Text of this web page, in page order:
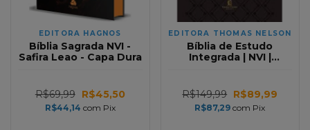
EDITORA HAGNOS
Bíblia Sagrada NVI -
Safira Leao - Capa Dura
R$69,99 R$45,50
R$44,14 com Pix
EDITORA THOMAS NELSON
Bíblia de Estudo
Integrada | NVI |
R$149,99 R$89,99
R$87,29com Pix